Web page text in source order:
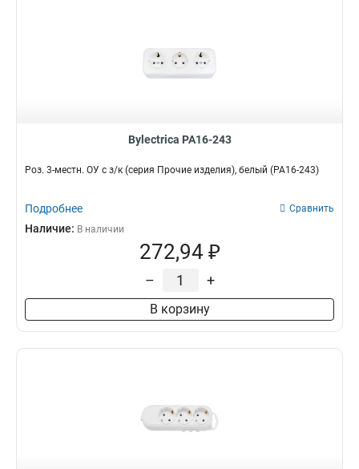
Bylectrica РА16-243
Роз. 3-местн. ОУ с з/к (серия Прочие изделия), белый (РА16-243)
Подробнее Сравнить
Наличие: В наличии
272,94 ₽
– +
В корзину